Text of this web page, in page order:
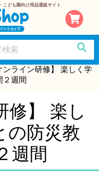
こども園向け用品通販サイト
ンライン研修】 楽しく学
週間
修】 楽し
の防災教
週間